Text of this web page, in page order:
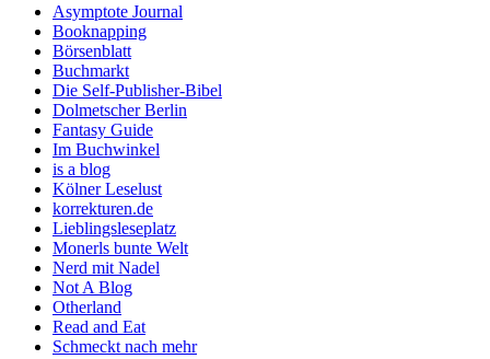
Asymptote Journal
Booknapping
Börsenblatt
Buchmarkt
Die Self-Publisher-Bibel
Dolmetscher Berlin
Fantasy Guide
Im Buchwinkel
is a blog
Kölner Leselust
korrekturen.de
Lieblingsleseplatz
Monerls bunte Welt
Nerd mit Nadel
Not A Blog
Otherland
Read and Eat
Schmeckt nach mehr